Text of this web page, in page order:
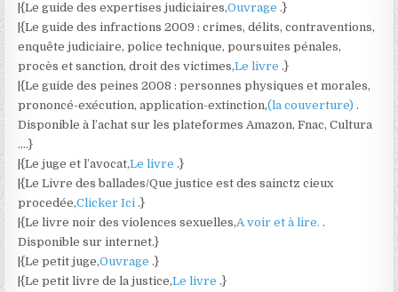
|{Le guide des expertises judiciaires,Ouvrage.}
|{Le guide des infractions 2009 : crimes, délits, contraventions,
enquête judiciaire, police technique, poursuites pénales,
procès et sanction, droit des victimes,Le livre.}
|{Le guide des peines 2008 : personnes physiques et morales,
prononcé-exécution, application-extinction,(la couverture).
Disponible à l’achat sur les plateformes Amazon, Fnac, Cultura
….}
|{Le juge et l’avocat,Le livre.}
|{Le Livre des ballades/Que justice est des sainctz cieux
procedée,Clicker Ici.}
|{Le livre noir des violences sexuelles,A voir et à lire..
Disponible sur internet.}
|{Le petit juge,Ouvrage.}
|{Le petit livre de la justice,Le livre.}